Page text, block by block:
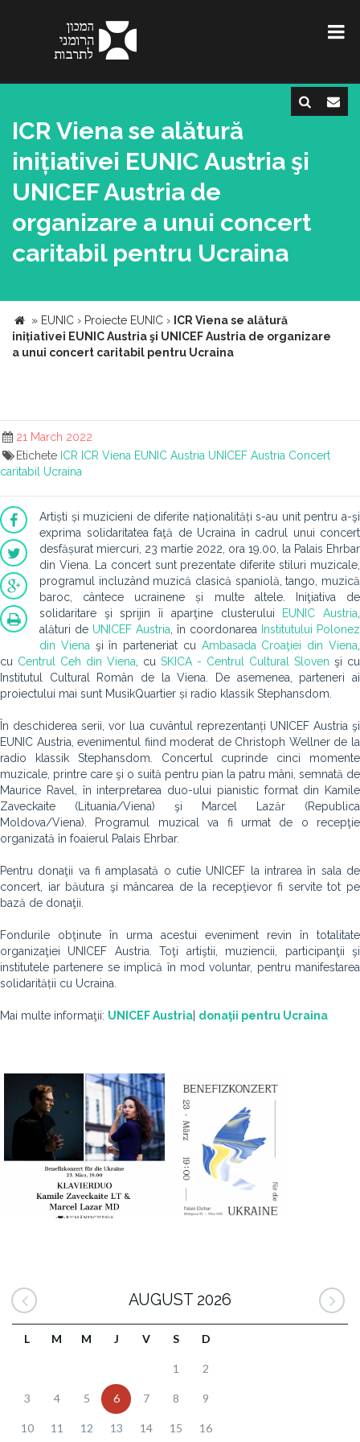
ICR Viena se alătură
inițiativei EUNIC Austria şi
UNICEF Austria de
organizare a unui concert
caritabil pentru Ucraina
» EUNIC › Proiecte EUNIC › ICR Viena se alătură
inițiativei EUNIC Austria şi UNICEF Austria de organizare
a unui concert caritabil pentru Ucraina
21 March 2022
Etichete ICR ICR Viena EUNIC Austria UNICEF Austria Concert
caritabil
Ucraina
Artiști și muzicieni de diferite naționalități s-au unit pentru a-şi
exprima solidaritatea faţă de Ucraina în cadrul unui concert
desfășurat miercuri, 23 martie 2022, ora 19.00, la Palais Ehrbar
din Viena. La concert sunt prezentate diferite stiluri muzicale,
programul incluzând muzică clasică spaniolă, tango, muzică
baroc, cântece ucrainene și multe altele. Iniţiativa de
solidaritare şi sprijin îi aparţine clusterului
EUNIC Austria
alături de UNICEF Austria , în coordonarea
Institutului Polonez
din Viena şi în parteneriat cu Ambasada Croaţiei din Viena
cu Centrul Ceh din Viena , cu SKICA - Centrul Cultural Sloven şi cu
Institutul Cultural Român de la Viena. De asemenea, parteneri ai
proiectului mai sunt MusikQuartier și radio klassik Stephansdom.
În deschiderea serii, vor lua cuvântul reprezentanți UNICEF Austria şi
EUNIC Austria, evenimentul fiind moderat de Christoph Wellner de la
radio klassik Stephansdom. Concertul cuprinde cinci momente
muzicale, printre care şi o suită pentru pian la patru mâni, semnată de
Maurice Ravel, în interpretarea duo-ului pianistic format din Kamile
Zaveckaite (Lituania/Viena) şi Marcel Lazăr (Republica
Moldova/Viena). Programul muzical va fi urmat de o recepţie
organizată în foaierul Palais Ehrbar.
Pentru donaţii va fi amplasată o cutie UNICEF la intrarea în sala de
concert, iar băutura şi mâncarea de la recepţievor fi servite tot pe
bază de donaţii.
Fondurile obţinute în urma acestui eveniment revin în totalitate
organizaţiei UNICEF Austria. Toţi artiştii, muziencii, participanţii şi
institutele partenere se implică în mod voluntar, pentru manifestarea
solidarității cu Ucraina.
Mai multe informaţii: UNICEF Austria donaţii pentru Ucraina
AUGUST 2026
L M M J V S D
1 2
3 4 5 6 7 8 9
10 11 12 13 14 15 16